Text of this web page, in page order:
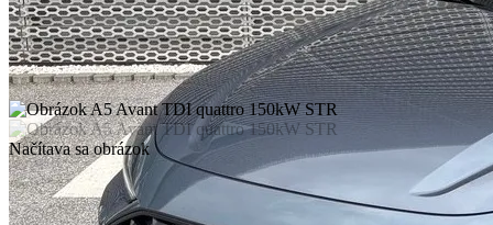
Načítava sa obrázok